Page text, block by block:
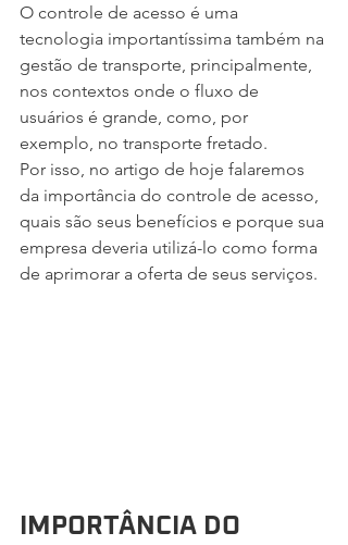
O controle de acesso é uma
tecnologia importantíssima também na
gestão de transporte, principalmente,
nos contextos onde o fluxo de
usuários é grande, como, por
exemplo, no transporte fretado.
Por isso, no artigo de hoje falaremos
da importância do controle de acesso,
quais são seus benefícios e porque sua
empresa deveria utilizá-lo como forma
de aprimorar a oferta de seus serviços.
IMPORTÂNCIA DO